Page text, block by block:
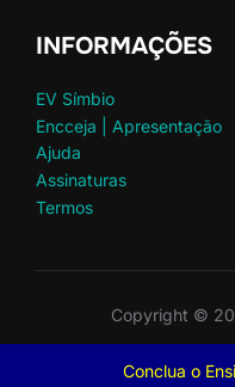
Conclua o
INFORMAÇÕES
EV Símbio
Encceja | Apresentação
Ajuda
Assinaturas
Termos
Copyright ©